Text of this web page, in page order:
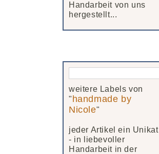
Handarbeit von uns
hergestellt...
weitere Labels von
" handmade by
Nicole"
jeder Artikel ein Unikat
- in liebevoller
Handarbeit in der